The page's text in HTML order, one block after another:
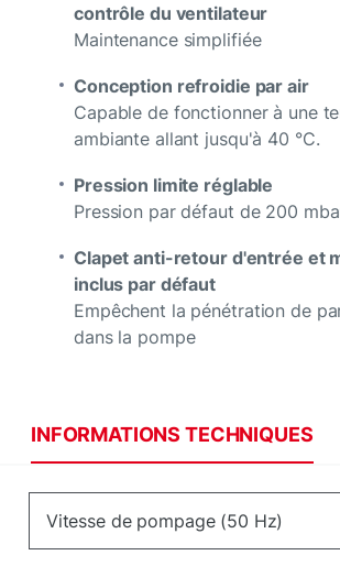
contrôle du ventilateur
Maintenance simplifiée
Conception refroidie par air
Capable de fonctionner à une
ambiante allant jusqu'à 40 °C.
Pression limite réglable
Pression par défaut de 200
Clapet anti-retour d'entrée et
inclus par défaut
Empêchent la pénétration de
dans la pompe
INFORMATIONS TECHNIQUES
Vitesse de pompage (50 Hz)